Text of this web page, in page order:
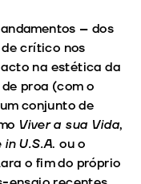
– dos
crítico nos
na estética da
proa (com o
conjunto de
Viver a sua Vida,
U.S.A. ou o
o fim do próprio